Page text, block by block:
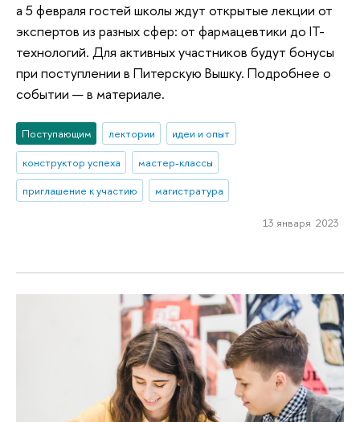
а 5 февраля гостей школы ждут открытые лекции от
экспертов из разных сфер: от фармацевтики до IT-
технологий. Для активных участников будут бонусы
при поступлении в Питерскую Вышку. Подробнее о
событии — в материале.
Поступающим лектории
идеи и опыт
конструктор успеха
мастер-классы
приглашение к участию
магистратура
13 января 2023